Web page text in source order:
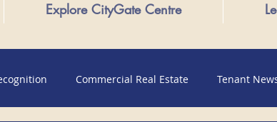
Explore CityGate Centre
Commercial Real Estate Tenant